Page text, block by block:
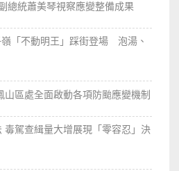
總統蕭美琴視察應變整備成果
「不動明王」踩街登場 泡湯、
山區處全面啟動各項防颱應變機制
毒駕查緝量大增展現「零容忍」決